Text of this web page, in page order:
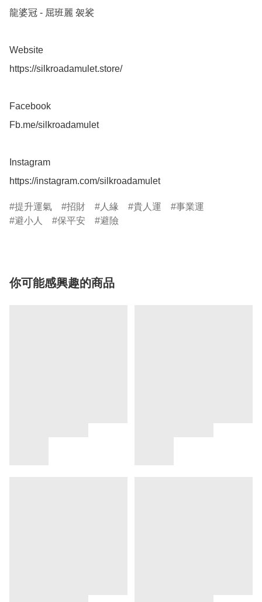
龍婆冠 - 屈班麗 袈裟
Website
https://silkroadamulet.store/
Facebook
Fb.me/silkroadamulet
Instagram
https://instagram.com/silkroadamulet
提升運氣 招財 人緣 貴人運
事業運
避小人
保平安 避險
你可能感興趣的商品